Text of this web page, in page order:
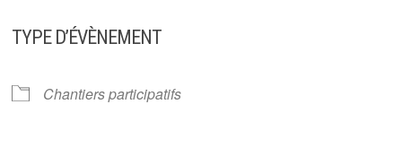
TYPE D’ÉVÈNEMENT
Chantiers participatifs